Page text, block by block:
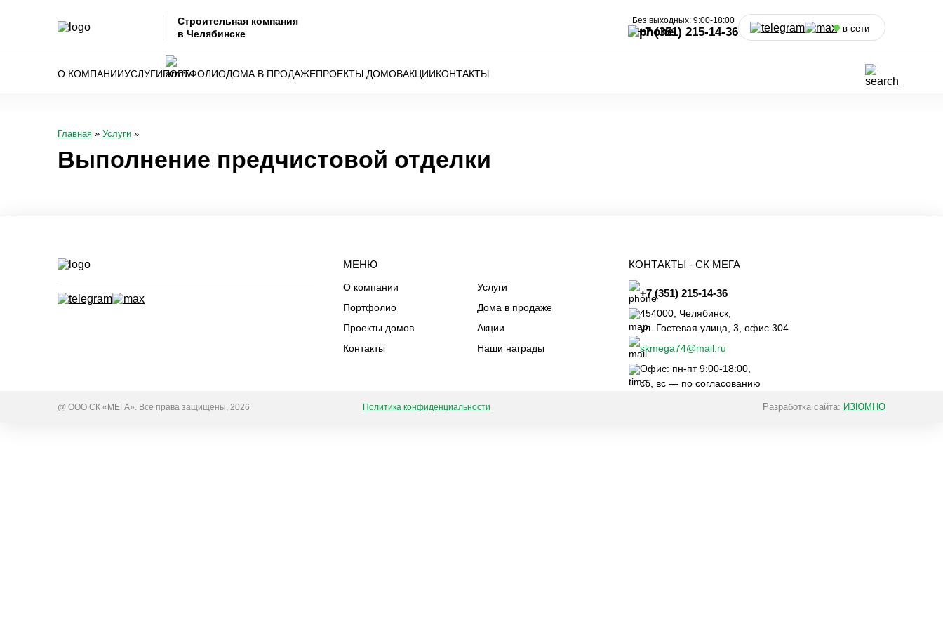
Строительная компания
в Челябинске
Без выходных: 9:00-18:00
+7 (351) 215-14-36 в сети
О КОМПАНИИУСЛУГИПОРТФОЛИОДОМА В ПРОДАЖЕПРОЕКТЫ ДОМОВАКЦИИКОНТАКТЫ
Главная » Услуги »
Выполнение предчистовой отделки
МЕНЮ
О компании
Услуги
Портфолио
Дома в продаже
Проекты домов
Акции
Контакты
Наши награды
КОНТАКТЫ -СК МЕГА
+7 (351) 215-14-36
454000 Челябинск
ул. Гостевая улица, 3, офис 304
skmega74@mail.ru
Офис: пн-пт 9:00-18:00,
сб, вс — по согласованию
@ ООО СК «МЕГА». Все права защищены, 2026 Политика конфиденциальности Разработка сайта: ИЗЮМНО